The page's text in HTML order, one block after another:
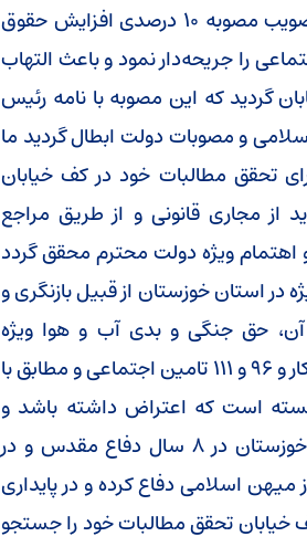
صورت تحقق این درصد تداعی گر تجربه تلخ دولت محترم در تصویب مصوبه ۱۰ درصدی افزایش حقوق
را جریحه‌دار نمود و باعث التهاب
گردید که این مصوبه با نامه رئیس
و مصوبات دولت ابطال گردید ما
تحقق مطالبات خود در کف خیابان
از مجاری قانونی و از طریق مراجع
ویژه دولت محترم محقق گردد
استان خوزستان از قبیل بازنگری و
آن، حق جنگی و بدی آب و هوا ویژه
استانهای درگیر باجنگ و افزایش حقوق مبتنی بر ماده ۴۱ قانون کار و ۹۶ و ۱۱۱ تامین اجتماعی و مطابق با
است که اعتراض داشته باشد و
اعتراض او به حق است بازنشسته ای که ۳۰ تا ۳۵ سال در خوزستان در ۸ سال دفاع مقدس و در
اسلامی دفاع کرده و در پایداری
خیابان تحقق مطالبات خود را جستجو